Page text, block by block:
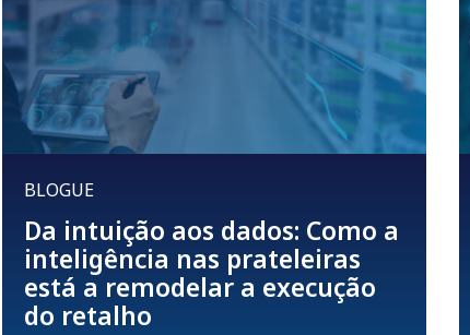
BLOGUE
Da intuição aos dados: Como a
inteligência nas prateleiras
está a remodelar a execução
do retalho